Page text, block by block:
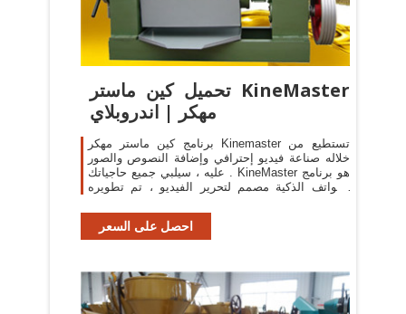
تحميل كين ماستر KineMaster
مهكر | اندروبلاي
برنامج كين ماستر مهكر Kinemaster تستطيع من
خلاله صناعة فيديو إحترافي وإضافة النصوص والصور
عليه ، سيلبي جميع حاجياتك . KineMaster هو برنامج
للهواتف الذكية مصمم لتحرير الفيديو ، تم تطويره
احصل على السعر